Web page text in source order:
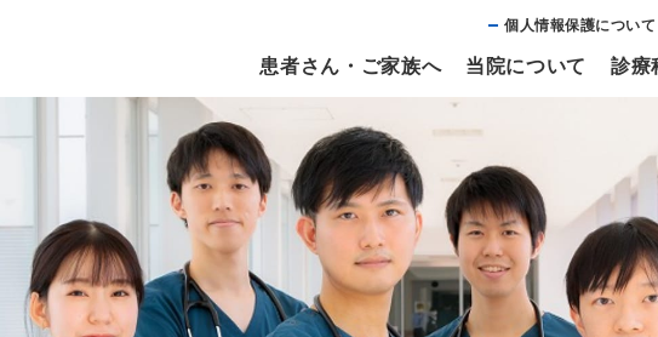
個⼈情報保護について
患者さん・ご家族へ 当院について 診療